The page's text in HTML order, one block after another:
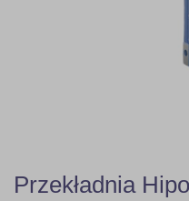
Skip
toPrzekładnia